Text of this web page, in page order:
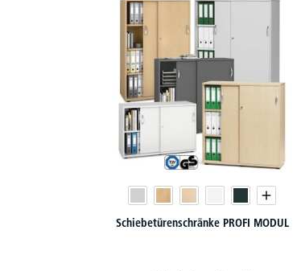
Schiebetürenschränke PROFI MODUL